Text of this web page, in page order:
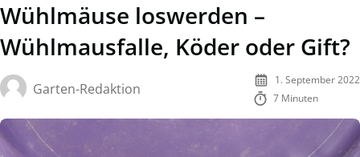
Wühlmäuse loswerden –
Wühlmausfalle, Köder oder Gift?
Garten-Redaktion
1. September 2022
7 Minuten